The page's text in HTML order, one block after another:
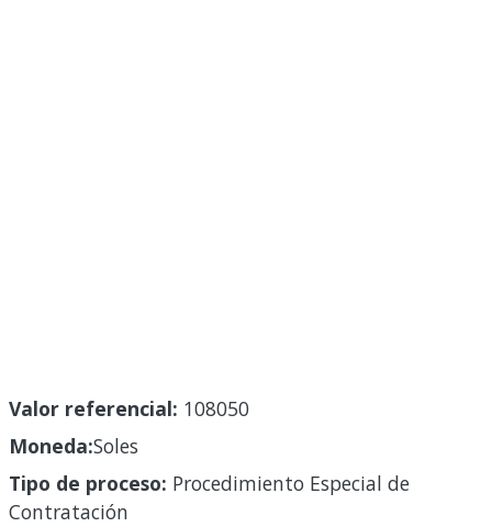
Valor referencial: 108050
Moneda:Soles
Tipo de proceso: Procedimiento Especial de
Contratación